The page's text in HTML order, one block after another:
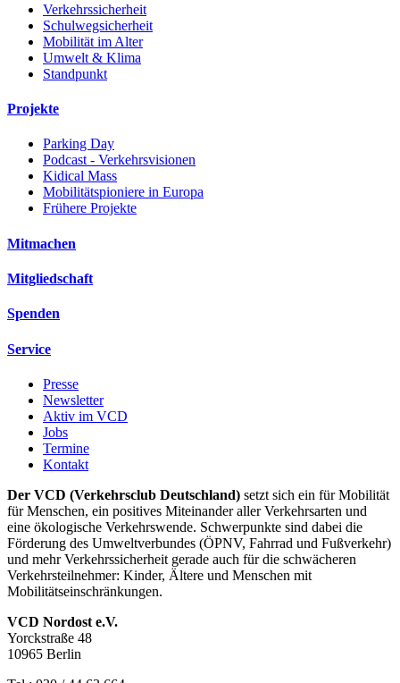
Verkehrssicherheit
Schulwegsicherheit
Mobilität im Alter
Umwelt & Klima
Standpunkt
Projekte
Parking Day
Podcast - Verkehrsvisionen
Kidical Mass
Mobilitätspioniere in Europa
Frühere Projekte
Mitmachen
Mitgliedschaft
Spenden
Service
Presse
Newsletter
Aktiv im VCD
Jobs
Termine
Kontakt
Der VCD (Verkehrsclub Deutschland) setzt sich ein für Mobilität
für Menschen, ein positives Miteinander aller Verkehrsarten und
eine ökologische Verkehrswende. Schwerpunkte sind dabei die
Förderung des Umweltverbundes (ÖPNV, Fahrrad und Fußverkehr)
und mehr Verkehrssicherheit gerade auch für die schwächeren
Verkehrsteilnehmer: Kinder, Ältere und Menschen mit
Mobilitätseinschränkungen.
VCD Nordost e.V.
Yorckstraße 48
10965 Berlin